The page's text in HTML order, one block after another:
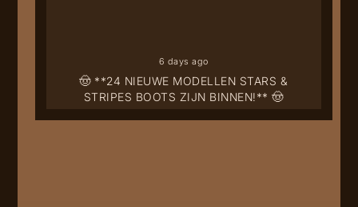
🤠 **24 NIEUWE MODELLEN STARS &
STRIPES BOOTS ZIJN BINNEN!** 🤠
6 days ago